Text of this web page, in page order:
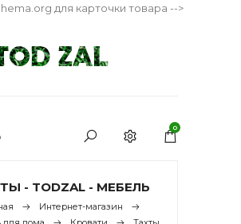
для карточки товара -->
0
- TODZAL - МЕБЕЛЬ
Интернет-магазин